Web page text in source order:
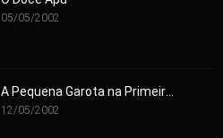
05/05/2002
12/05/2002